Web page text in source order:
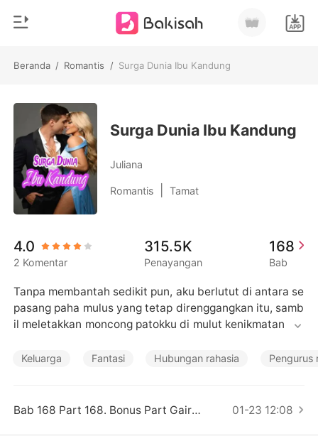
Beranda / Romantis / Surga Dunia Ibu Kandung
Pengisian Ulang
Riwayat Membaca
Keluar
Unduh Aplikasi
Genre
Modern
Romantis
Cerita pendek
Likantrof
Cerita Pilihan
Surga Dunia Ibu Kandung
Juliana
Romantis Tamat
4.0
2 Komentar
315.5K
Penayangan
168
Bab
Tanpa membantah sedikit pun, aku berlutut di antara se
pasang paha mulus yang tetap direnggangkan itu, samb
il meletakkan moncong patokku di mulut kenikmatan Ma
sssssskkkkkk ... ! Setelah Mamie dua kali melahirkan, me
Keluarga Fantasi Hubungan rahasia Pengurus
Bab 168 Part 168. Bonus Part Gairah Liar Kenikmatan Tante Mega (TAMAT) 01-23 12:08